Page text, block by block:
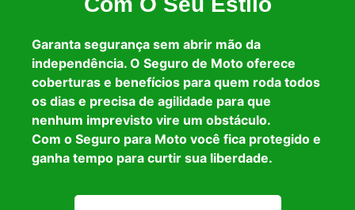
Garanta segurança sem abrir mão da
independência. O Seguro de Moto oferece
coberturas e benefícios para quem roda todos
os dias e precisa de agilidade para que
nenhum imprevisto vire um obstáculo.
Com o Seguro para Moto você fica protegido e
ganha tempo para curtir sua liberdade.